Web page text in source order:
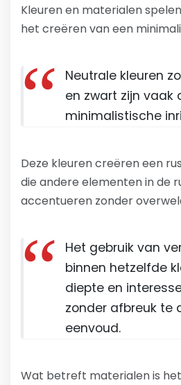
Kleuren en materialen
het creëren van een
Neutrale kleuren
en zwart zijn vaak
minimalistische
Deze kleuren creëren een
die andere elementen in de
accentueren zonder
Het gebruik van
binnen hetzelfde
diepte en
zonder afbreuk te
eenvoud.
Wat betreft materialen is